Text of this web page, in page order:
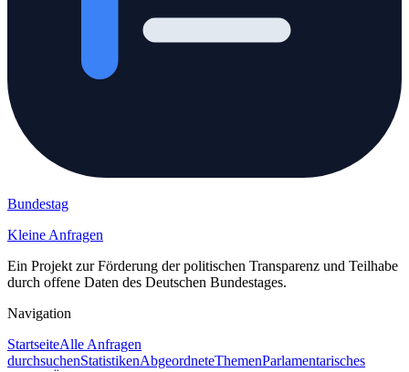
Bundestag
Kleine Anfragen
Ein Projekt zur Förderung der politischen Transparenz und Teilhabe
durch offene Daten des Deutschen Bundestages.
Navigation
StartseiteAlle Anfragen
durchsuchenStatistikenAbgeordneteThemenParlamentarisches